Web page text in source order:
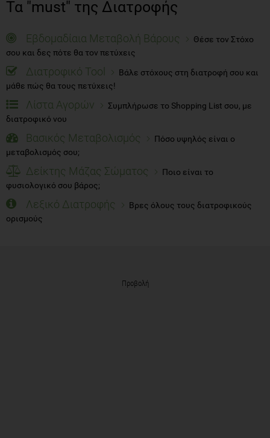
Τα "must" της Διατροφής
Εβδομαδίαια Μεταβολή Βάρους
Θέσε τον Στόχο
σου και δες πότε θα τον πετύχεις
Διατροφικό Tool
Βάλε στόχους στη διατροφή σου και
μάθε πώς θα τους πετύχεις!
Λίστα Αγορών
Συμπλήρωσε το Shopping List σου, με
διατροφικό νου
Βασικός Μεταβολισμός
Πόσο υψηλός είναι ο
μεταβολισμός σου;
Δείκτης Μάζας Σώματος
Ποιο είναι το
φυσιολογικό σου βάρος;
Λεξικό Διατροφής
Βρες όλους τους διατροφικούς
ορισμούς
Προβολή